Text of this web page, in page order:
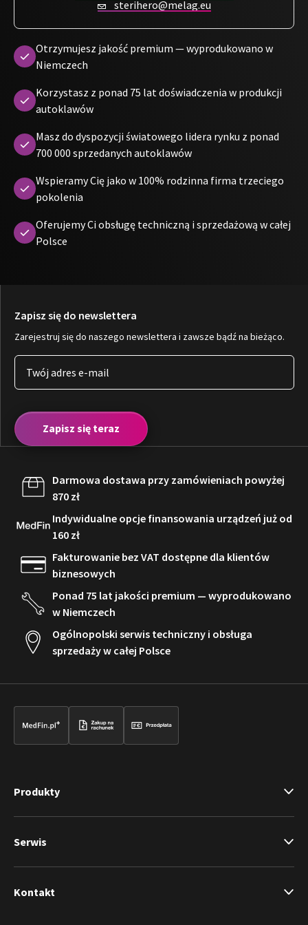
sterihero@melag.eu
Otrzymujesz jakość premium — wyprodukowano w
Niemczech
Korzystasz z ponad 75 lat doświadczenia w produkcji
autoklawów
Masz do dyspozycji światowego lidera rynku z ponad
700 000 sprzedanych autoklawów
Wspieramy Cię jako w 100% rodzinna firma trzeciego
pokolenia
Oferujemy Ci obsługę techniczną i sprzedażową w całej
Polsce
Zapisz się do newslettera
Zarejestruj się do naszego newslettera i zawsze bądź na bieżąco.
Zapisz się teraz
Darmowa dostawa przy zamówieniach powyżej
870 zł
Indywidualne opcje finansowania urządzeń już od
160 zł
Fakturowanie bez VAT dostępne dla klientów
biznesowych
Ponad 75 lat jakości premium — wyprodukowano
w Niemczech
Ogólnopolski serwis techniczny i obsługa
sprzedaży w całej Polsce
Produkty
Serwis
Kontakt